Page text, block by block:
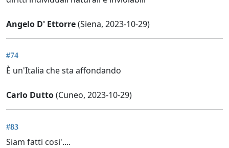
Angelo D' Ettorre(Siena, 2023-10-29)
#74
È un'Italia che sta affondando
Carlo Dutto(Cuneo, 2023-10-29)
#83
Siam fatti cosi'....